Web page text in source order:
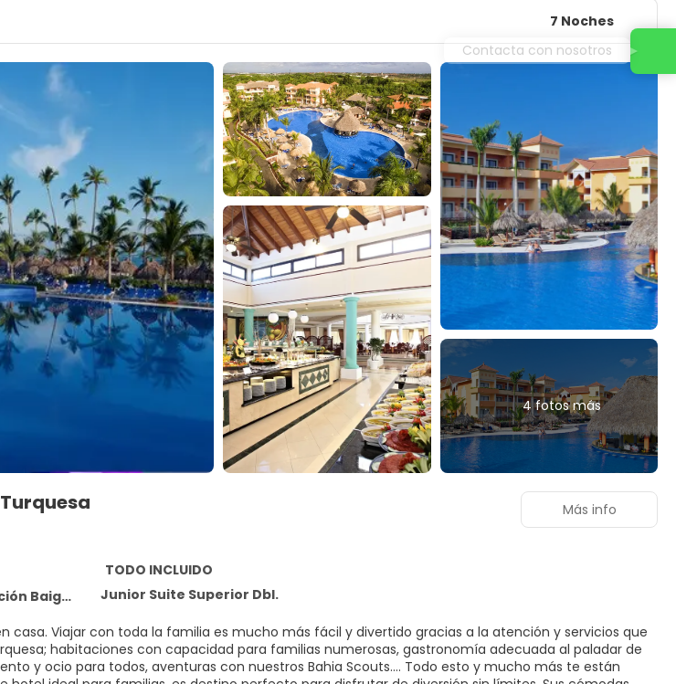
7 Noches
4 fotos más
TODO INCLUIDO
Dominican Republic,
Junior Suite Superior Dbl.
casa. Viajar con toda la familia es mucho más fácil y divertido gracias a la atención y servicios que
habitaciones con capacidad para familias numerosas, gastronomía adecuada al paladar de
y ocio para todos, aventuras con nuestros Bahia Scouts…. Todo esto y mucho más te están
Más info
Contacta con nosotros